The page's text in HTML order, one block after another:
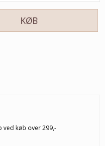
KØB
ved køb over 299,-